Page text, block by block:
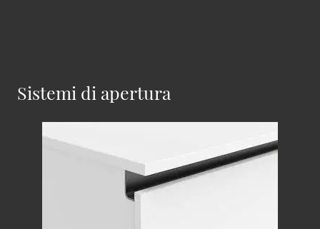
Sistemi di apertura